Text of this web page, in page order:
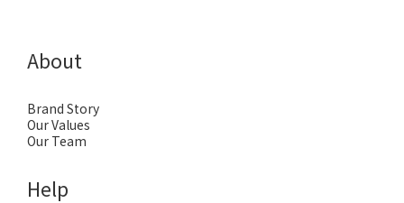
About
Brand Story
Our Values
Our Team
Help